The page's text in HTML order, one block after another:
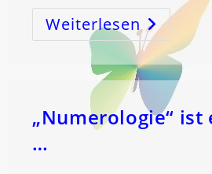
Weiterlesen JEDEr
Der
12
Heiligen
Organ-
Seinen
Eigenen
Zauber
…
„Numerologie“ ist
…